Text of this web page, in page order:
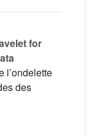
for
l’ondelette
des